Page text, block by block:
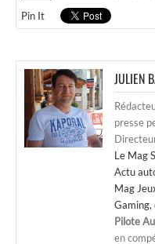
Pin It
JULIEN
presse
Le Mag
Actu
Mag
Gaming,
Pilote
en